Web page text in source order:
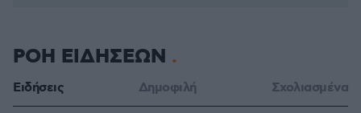
ΡΟΗ ΕΙΔΗΣΕΩΝ
Ειδήσεις Δημοφιλή Σχολιασμένα